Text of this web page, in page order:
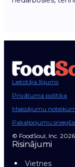
Lietotāja līgums
Privātuma politika
Maksājumu
Pakalpojumu
© FoodSoul, Inc.
Risinājumi
Vietnes